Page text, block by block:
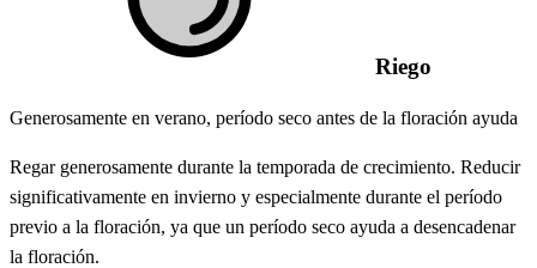
Riego
Generosamente en verano, período seco antes de la floración ayuda
Regar generosamente durante la temporada de crecimiento. Reducir
significativamente en invierno y especialmente durante el período
previo a la floración, ya que un período seco ayuda a desencadenar
la floración.